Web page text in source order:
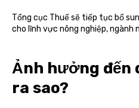
Tổng cục Thuế sẽ tiếp tục bổ
cho lĩnh vực nông nghiệp, ngành
Ảnh hưởng đến
ra sao?